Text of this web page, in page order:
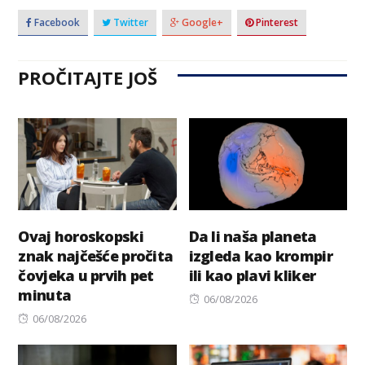
Facebook Twitter Google+ Pinterest
PROČITAJTE JOŠ
Ovaj horoskopski
znak najčešće pročita
čovjeka u prvih pet
minuta
Posted
06/08/2026
Da li naša planeta
izgleda kao krompir
ili kao plavi kliker
Posted
06/08/2026